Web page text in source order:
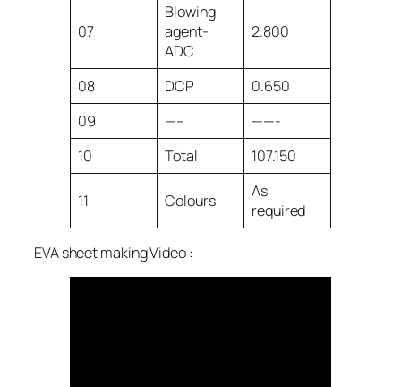
07
Blowing
agent-
ADC
2.800
08 DCP
0.650
09
—–
——-
10
Total 107.150
11 Colours
As
required
EVA sheet making Video :